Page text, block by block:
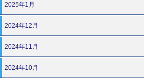
2025年1月
2024年12月
2024年11月
2024年10月